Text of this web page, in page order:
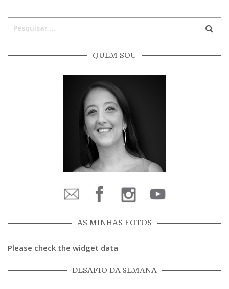
QUEM SOU
AS MINHAS FOTOS
Please check the widget data
DESAFIO DA SEMANA